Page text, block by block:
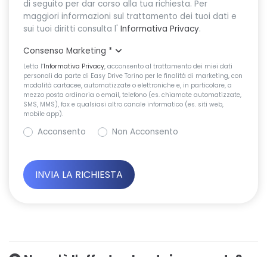
di seguito per dar corso alla tua richiesta. Per
maggiori informazioni sul trattamento dei tuoi dati e
sui tuoi diritti consulta l' Informativa Privacy.
Consenso Marketing *
Letta l’Informativa Privacy, acconsento al trattamento dei miei dati
personali da parte di Easy Drive Torino per le finalità di marketing, con
modalità cartacee, automatizzate o elettroniche e, in particolare, a
mezzo posta ordinaria o email, telefono (es. chiamate automatizzate,
SMS, MMS), fax e qualsiasi altro canale informatico (es. siti web,
mobile app).
Acconsento Non Acconsento